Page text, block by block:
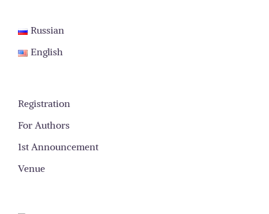
Russian
English
Registration
For Authors
1st Announcement
Venue